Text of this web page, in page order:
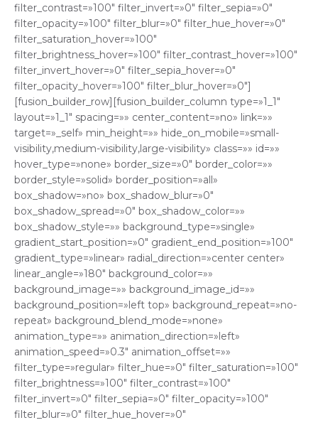
filter_contrast=»100″ filter_invert=»0″ filter_sepia=»0″
filter_opacity=»100″ filter_blur=»0″ filter_hue_hover=»0″
filter_saturation_hover=»100″
filter_brightness_hover=»100″ filter_contrast_hover=»100″
filter_invert_hover=»0″ filter_sepia_hover=»0″
filter_opacity_hover=»100″ filter_blur_hover=»0″]
[fusion_builder_row][fusion_builder_column type=»1_1″
layout=»1_1″ spacing=»» center_content=»no» link=»»
target=»_self» min_height=»» hide_on_mobile=»small-
visibility,medium-visibility,large-visibility» class=»» id=»»
hover_type=»none» border_size=»0″ border_color=»»
border_style=»solid» border_position=»all»
box_shadow=»no» box_shadow_blur=»0″
box_shadow_spread=»0″ box_shadow_color=»»
box_shadow_style=»» background_type=»single»
gradient_start_position=»0″ gradient_end_position=»100″
gradient_type=»linear» radial_direction=»center center»
linear_angle=»180″ background_color=»»
background_image=»» background_image_id=»»
background_position=»left top» background_repeat=»no-
repeat» background_blend_mode=»none»
animation_type=»» animation_direction=»left»
animation_speed=»0.3″ animation_offset=»»
filter_type=»regular» filter_hue=»0″ filter_saturation=»100″
filter_brightness=»100″ filter_contrast=»100″
filter_invert=»0″ filter_sepia=»0″ filter_opacity=»100″
filter_blur=»0″ filter_hue_hover=»0″